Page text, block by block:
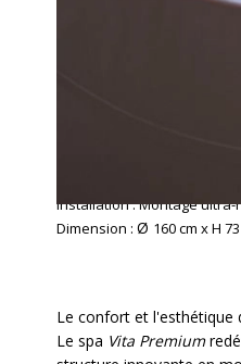
massage, filtration), ce
Parois en blocs
Bloc
Installation :Montage ultra-
Dimension : Ø 160 cm x H
Le confort et l'esthétique
Le spa Vita Premium